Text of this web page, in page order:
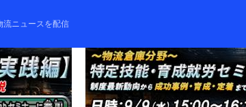
流ニュースを配信